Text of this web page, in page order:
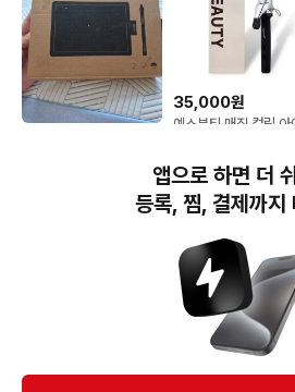
35,000원
예스뷰티 매직 컬링 아
번개장터(주) 사업자정보, 이용약관 및 기타 법적고지
번개장터㈜는 통신판매중개자이며, 통신판매의 당사자가 아닙
소비자보호에 관한 법률 등 관련 법령 및 번개장터㈜의 약관에
개별 판매자에게 귀속하고, 번개장터㈜는 원칙적으로 회원간
다만, 번개장터㈜가 직접 판매하는 상품에 대한 책임은 번개
앱으로 하면 더
등록, 찜, 결제까지